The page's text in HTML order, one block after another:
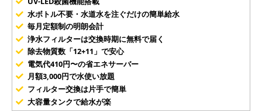
水ボトル不要・水道水を注ぐだけの簡単給水
毎月定額制の明朗会計
浄水フィルターは交換時期に無料で届く
除去物質数「12+11」で安心
電気代410円〜の省エネサーバー
月額3,000円で水使い放題
フィルター交換は片手で簡単
大容量タンクで給水が楽